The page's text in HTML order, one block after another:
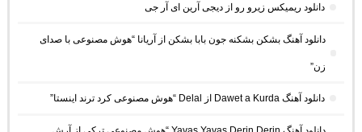
دانلود ریمیکس زیرو رو از دیجی آرین ای آر جی
دانلود آهنگ بشکن بشکنه جون بابا بشکن از آریانا “هوش مصنوعی با صدای
زن”
دانلود آهنگ Dawet a Kurda از Delal “هوش مصنوعی کرد ترند اینستا”